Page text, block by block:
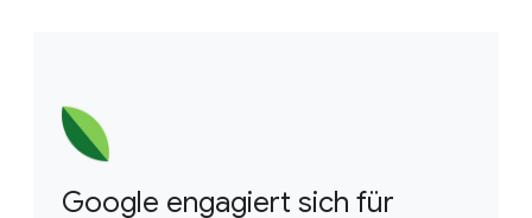
Google engagiert sich für